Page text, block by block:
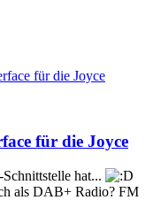
für die Joyce
für die Joyce
hat...
als DAB+ Radio? FM